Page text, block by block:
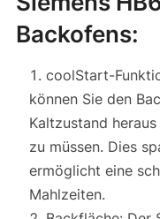
Backofens:
coolStart-
können Sie den
Kaltzustand
zu müssen. Dies
ermöglicht eine
Mahlzeiten.